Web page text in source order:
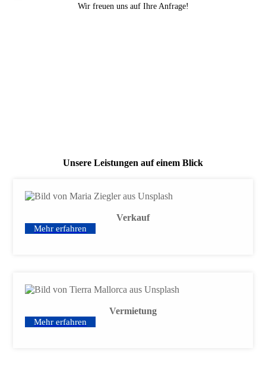
Wir freuen uns auf Ihre Anfrage!
Unsere Leistungen auf einem Blick
Verkauf
Mehr erfahren
Vermietung
Mehr erfahren